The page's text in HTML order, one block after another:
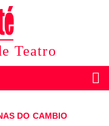
Teatro
DO CAMBIO